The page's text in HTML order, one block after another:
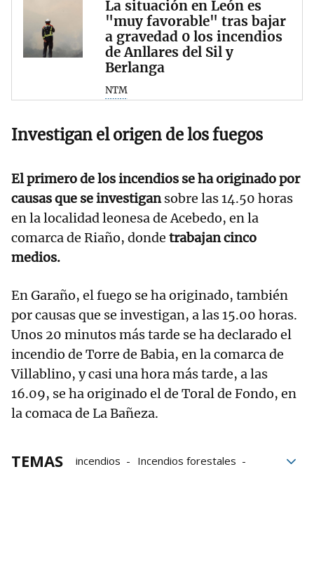
La situación en León es
"muy favorable" tras bajar
a gravedad 0 los incendios
de Anllares del Sil y
Berlanga
NTM
Investigan el origen de los fuegos
El primero de los incendios se ha originado por
causas que se investigansobre las 14.50 horas
en la localidad leonesa de Acebedo, en la
comarca de Riaño, donde trabajan cinco
medios.
En Garaño, el fuego se ha originado, también
por causas que se investigan, a las 15.00 horas.
Unos 20 minutos más tarde se ha declarado el
incendio de Torre de Babia, en la comarca de
Villablino, y casi una hora más tarde, a las
16.09, se ha originado el de Toral de Fondo, en
la comaca de La Bañeza.
TEMAS incendios
Incendios forestales